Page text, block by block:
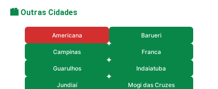
🏙️ Outras Cidades
Americana Barueri
Campinas Franca
Guarulhos Indaiatuba
Jundiaí Mogi das Cruzes